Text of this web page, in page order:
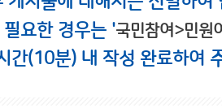
요한 경우는 '국민참여>민원
간(10분) 내 작성 완료하여